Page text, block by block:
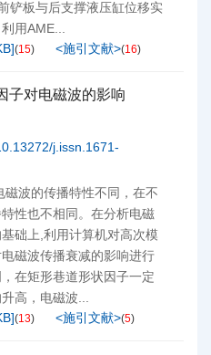
铲板与后支撑液压缸位移实
用AME...
](15) <施引文献>(16)
子对电磁波的影响
j.issn.1671-
磁波的传播特性不同，在不
性也不相同。在分析电磁
础上,利用计算机对高次模
磁波传播衰减的影响进行
在矩形巷道形状因子一定
高，电磁波...
](13) <施引文献>(5)